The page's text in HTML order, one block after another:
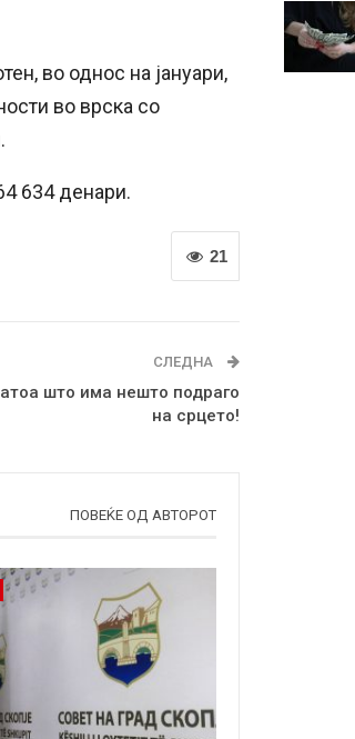
во однос на јануари,
во врска со
634 денари.
21
СЛЕДНА
што има нешто подраго
на срцето!
ПОВЕЌЕ ОД АВТОРОТ